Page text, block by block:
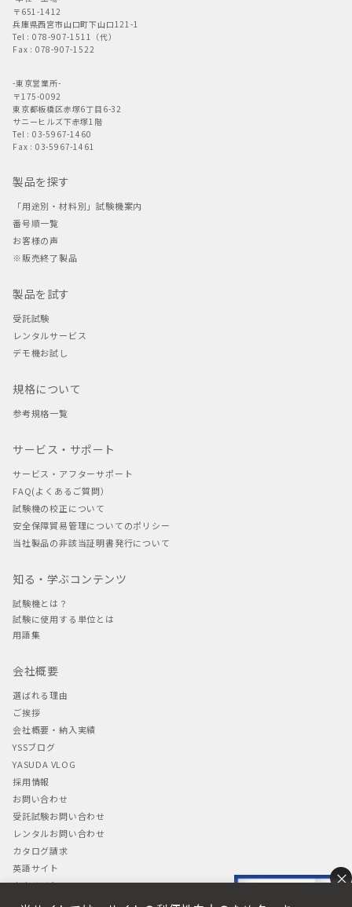
〒651-1412
兵庫県西宮市山口町下山口121-1
Tel : 078-907-1511（代）
Fax : 078-907-1522
-東京営業所-
〒175-0092
東京都板橋区赤塚6丁目6-32
サニーヒルズ下赤塚1階
Tel : 03-5967-1460
Fax : 03-5967-1461
製品を探す
「用途別・材料別」試験機案内
番号順一覧
お客様の声
※販売終了製品
製品を試す
受託試験
レンタルサービス
デモ機お試し
規格について
参考規格一覧
サービス・サポート
サービス・アフターサポート
FAQ(よくあるご質問）
試験機の校正について
安全保障貿易管理についてのポリシー
当社製品の非該当証明書発行について
知る・学ぶコンテンツ
試験機とは？
試験に使用する単位とは
用語集
会社概要
選ばれる理由
ご挨拶
会社概要・納入実績
YSSブログ
YASUDA VLOG
採用情報
お問い合わせ
受託試験お問い合わせ
レンタルお問い合わせ
カタログ請求
英語サイト
中文サイト
×